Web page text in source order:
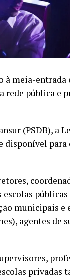
meia-entrada
rede pública e
(PSDB), a
disponível
municipais
agentes de
privadas